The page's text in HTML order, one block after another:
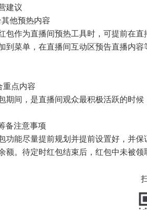
建议
其他预热内容
包作为直播间预热工具时，可提前在
到菜单，在直播间互动区预告直播内
重点内容
期间，是直播间观众最积极活跃的时
备注意事项
功能尽量提前规划并提前设置好，并
额。待定时红包结束后，红包中未被